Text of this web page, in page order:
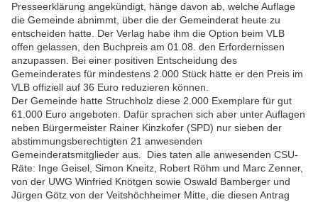
Presseerklärung angekündigt, hänge davon ab, welche Auflage
die Gemeinde abnimmt, über die der Gemeinderat heute zu
entscheiden hatte. Der Verlag habe ihm die Option beim VLB
offen gelassen, den Buchpreis am 01.08. den Erfordernissen
anzupassen. Bei einer positiven Entscheidung des
Gemeinderates für mindestens 2.000 Stück hätte er den Preis im
VLB offiziell auf 36 Euro reduzieren können.
Der Gemeinde hatte Struchholz diese 2.000 Exemplare für gut
61.000 Euro angeboten. Dafür sprachen sich aber unter Auflagen
neben Bürgermeister Rainer Kinzkofer (SPD) nur sieben der
abstimmungsberechtigten 21 anwesenden
Gemeinderatsmitglieder aus. Dies taten alle anwesenden CSU-
Räte: Inge Geisel, Simon Kneitz, Robert Röhm und Marc Zenner,
von der UWG Winfried Knötgen sowie Oswald Bamberger und
Jürgen Götz von der Veitshöchheimer Mitte, die diesen Antrag